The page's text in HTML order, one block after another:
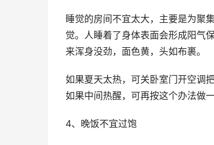
睡觉的房间不宜太大，主要是为聚
觉。人睡着了身体表面会形成阳气
来浑身没劲，面色黄，头如布裹。
如果夏天太热，可关卧室门开空调
如果中间热醒，可再按这个办法做一
4、晚饭不宜过饱